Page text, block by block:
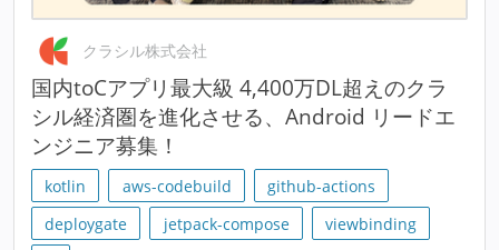
クラシル株式会社
国内toCアプリ最大級 4,400万DL超えのクラ
シル経済圏を進化させる、Android リードエ
ンジニア募集！
kotlin aws-codebuild
github-actions
deploygate
jetpack-compose
viewbinding